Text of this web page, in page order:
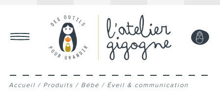
Accueil / Produits / Bébé / Éveil & communication